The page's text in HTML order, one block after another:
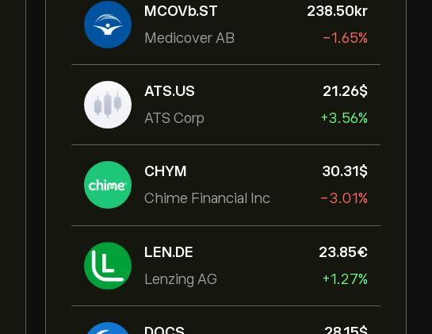
MCOVb.ST
Medicover AB
238.50‎kr‎
-1.65%
ATS.US
ATS Corp
21.26‎$‎
+3.56%
CHYM
Chime Financial Inc
30.31‎$‎
-3.01%
LEN.DE
Lenzing AG
23.85‎€‎
+1.27%